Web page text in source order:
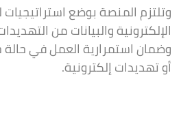
وتلتزم المنصة بوضع
الإلكترونية والبيانات من
وضمان استمرارية العمل في
أو تهديدات إلكترونية.